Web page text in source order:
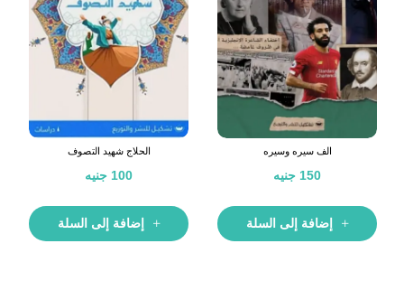
الف سيره وسيره
150 جنيه
إضافة إلى السلة
الحلاج شهيد التصوف
100 جنيه
إضافة إلى السلة